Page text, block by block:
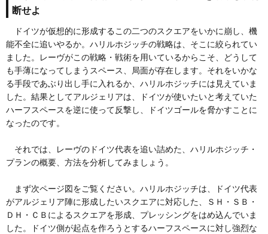
断せよ
ドイツが仮想的に形成するこの二つのスクエアをいかに崩し、機
能不全に追いやるか。ハリルホジッチの戦略は、そこに絞られてい
ました。レーヴがこの戦略・戦術を用いているからこそ、どうして
も手薄になってしまうスペース、局面が存在します。それをいかな
る手段であぶり出し手に入れるか、ハリルホジッチには見えていま
した。結果としてアルジェリアは、ドイツが使いたいと考えていた
ハーフスペースを逆に使って反撃し、ドイツゴールを脅かすことに
なったのです。
それでは、レーヴのドイツ代表を追い詰めた、ハリルホジッチ・
プランの概要、方法を分析してみましょう。
まず次ページ図をご覧ください。ハリルホジッチは、ドイツ代表
がアルジェリア陣に形成したいスクエアに対応した、ＳＨ・ＳＢ・
ＤＨ・ＣＢによるスクエアを形成、プレッシングをはめ込んでいま
した。ドイツ側が起点を作ろうとするハーフスペースに対し強烈な